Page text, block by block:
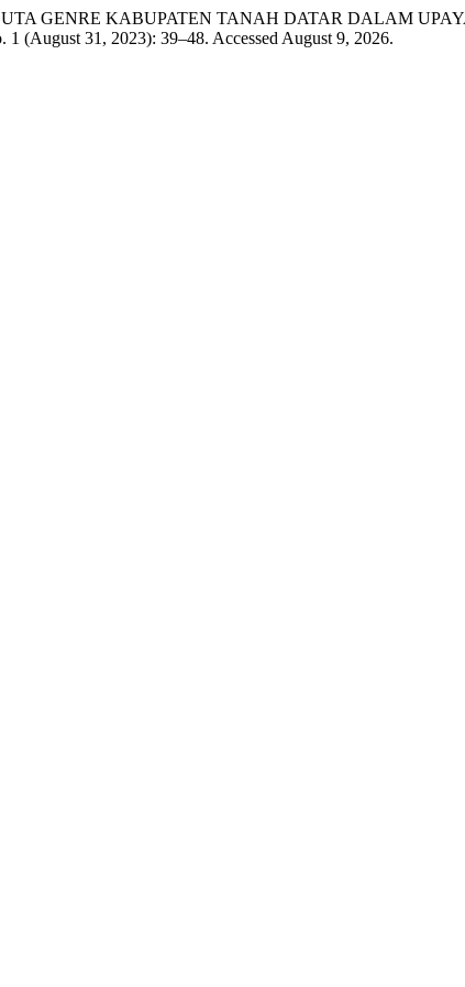
GENRE KABUPATEN TANAH DATAR DALAM
1 (August 31, 2023): 39–48. Accessed August 9, 2026.